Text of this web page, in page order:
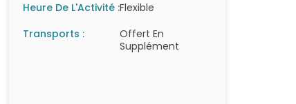
Heure De L'Activité :Flexible
Transports :
Offert En
Supplément